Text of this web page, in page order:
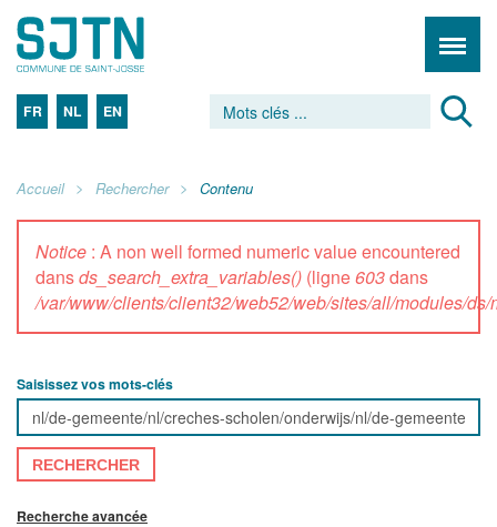
FR NL EN
Accueil Rechercher Contenu
Notice : A non well formed numeric value encountered
dansds_search_extra_variables() (ligne603dans
/var/www/clients/client32/web52/web/sites/all/modules/
Saisissez vos mots-clés
RECHERCHER
Recherche avancée